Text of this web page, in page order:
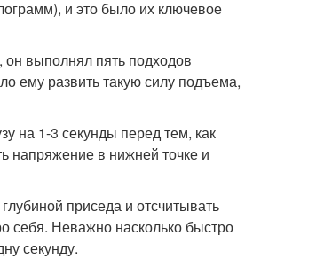
и это было их ключевое
выполнял пять подходов
ему развить такую силу подъема,
на 1-3 секунды перед тем, как
напряжение в нижней точке и
приседа и отсчитывать
себя. Неважно насколько быстро
секунду.